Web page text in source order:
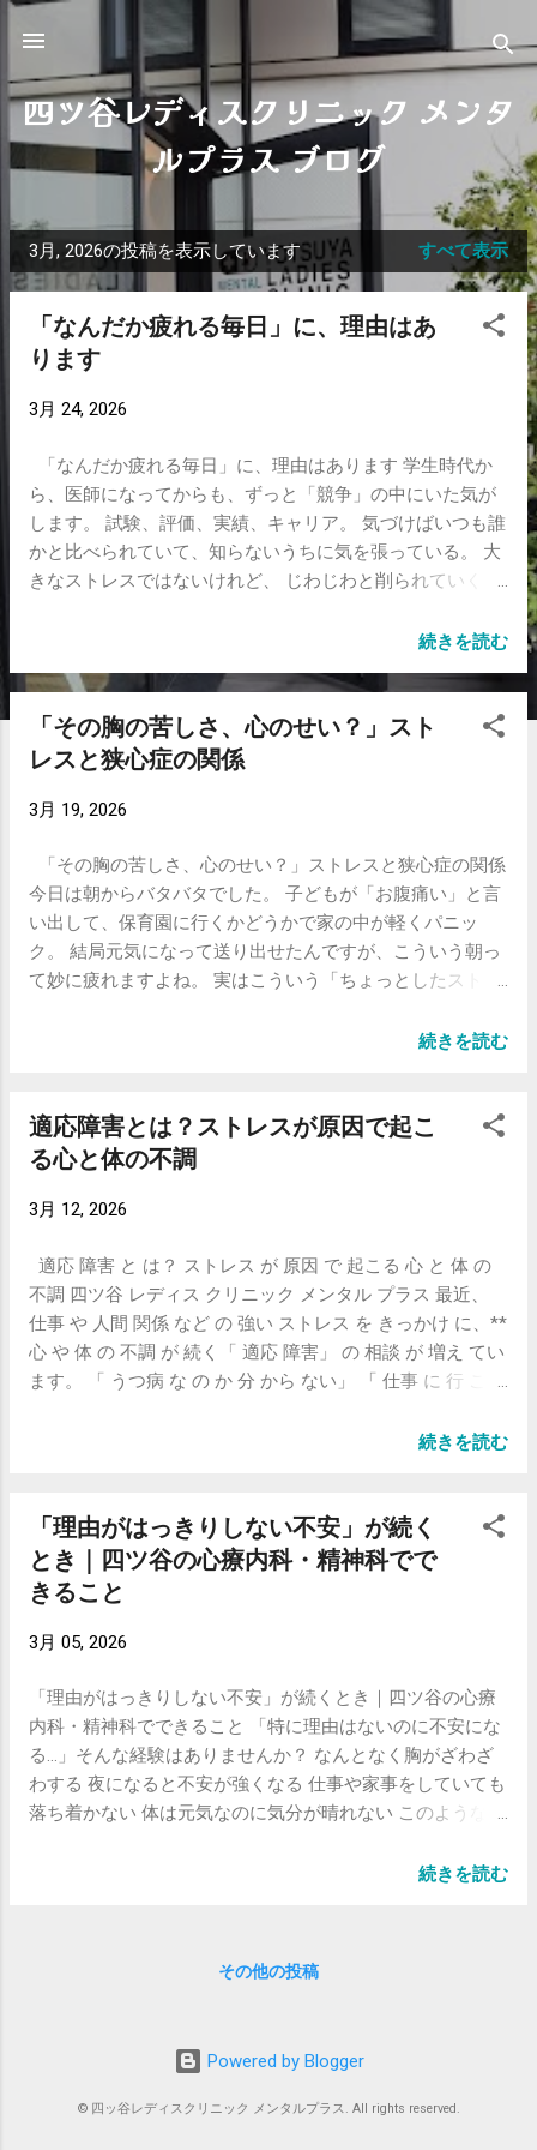
スキップしてメイン コンテンツに移動
四ツ谷レディスクリニック メンタ
ルプラス ブログ
投
3月, 2026の投稿を表示しています すべて表示
「なんだか疲れる毎日」に、理由はあ
ります
3月 24, 2026
「なんだか疲れる毎日」に、理由はあります 学生時代か
ら、医師になってからも、ずっと「競争」の中にいた気が
します。 試験、評価、実績、キャリア。 気づけばいつも誰
かと比べられていて、知らないうちに気を張っている。 大
きなストレスではないけれど、 じわじわと削られていくよ
を開業し、患者さんやスタッフと一人ひとり丁寧に向き合
送れています。 だからこそ思うのは、 「理由のわからない
不調」の多くは、 実はこうした日常のストレスの積み重ね
なのではないか、ということです。 「特別な原因がないの
ます。 なんとなくずっと疲れている やる気が出ない 体が
も、大きな異常は見つからない。 こういう状態は決して珍
しくありません。 競争社会と「見えないストレス」 今の社
会は、気づかないうちに常に評価されています。 仕事の成
果 周囲との比較 SNSでの他人の生活 こうした環境の中で、
知らないうちに「頑張り続ける状態」になってしまう方が
両方に影響が出てきます。 心の疲れは「体の症状」として
労感 といった身体症状として現れることも多いです。 「気
のせい」ではなく、 体にしっかりと反応が出ている状態 で
は、こういった不調が出る方ほど 真面目 責任感が強い 周
普通」 「みんな頑張っているし」 そうやって無理を続けて
しまう。 でも、体は正直です。 治療は「頑張り方を変える
こと」 こうした状態では 生活リズムの見直し ストレスの
整理 必要に応じた薬物療法 が有効です。 抗うつ薬や抗不
安薬は 「弱い人が使うもの」ではなく 👉 脳と自律神経を
てきた人ほど、 気づかないうちに疲れがたまっています。
続きを読む
「その胸の苦しさ、心のせい？」スト
レスと狭心症の関係
3月 19, 2026
「その胸の苦しさ、心のせい？」ストレスと狭心症の関係
今日は朝からバタバタでした。 子どもが「お腹痛い」と言
い出して、保育園に行くかどうかで家の中が軽くパニッ
ク。 結局元気になって送り出せたんですが、こういう朝っ
て妙に疲れますよね。 実はこういう「ちょっとしたストレ
があります。 胸が苦しい＝心臓の病気、とは限らない 外来
って狭心症ですか？」と。 もちろん、本当に心臓の病気の
こともあります。 ただ実際には、 ストレスや不安が原因で
と「冠攣縮」 少し専門的な話になりますが、 ストレスは
ると、 心臓の血管が一時的にギュッと縮むことがありま
す。 これがいわゆる 「冠攣縮（かんれんしゅく）」です。
症状は狭心症とかなり似ています。 胸の痛み 圧迫感 息苦
しさ 夜間や早朝に起こることも多いのが特徴です。 心と体
は、想像以上につながっている 精神科をやっていると感じ
うことです。 例えば 強いストレス → 胸の苦しさ 不安 →
循環器で検査をして 「異常ありません」と言われたあと で
も症状は続く なんとなく不安が消えない こういう方がとて
も多いです。 この段階で大切なのは 「気のせい」で片付け
反応 👉 軽いうつや不安 が関係していることがあります。
ズムの調整 ストレスの整理 必要に応じた薬物療法 が有効
です。 抗うつ薬や抗不安薬は、 単に気分を良くするだけで
なく 👉 自律神経の安定 👉 身体症状の軽減 にも役立ちま
す。 最後に 胸の苦しさがあると、誰でも不安になりますよ
ね。 でも 「検査で異常がないのに症状がある」 そういう
続きを読む
適応障害とは？ストレスが原因で起こ
る心と体の不調
3月 12, 2026
適応 障害 と は？ ストレス が 原因 で 起こる 心 と 体 の
不調 四ツ谷 レディス クリニック メンタル プラス 最近、
仕事 や 人間 関係 など の 強い ストレス を きっかけ に、**
心 や 体 の 不調 が 続く「 適応 障害」 の 相談 が 増え てい
ます。 「 うつ病 な の か 分 から ない」 「 仕事 に 行 こう
れる 方 も 少 なく ありま せん。 今回 は 適応 障害 の 症
に 症状 が 出る 状態 を いい ます。 例えば 次 の よう な ス
トレス が 原因 に なり ます。 ・ 職場 の 人間 関係 ・ 仕事
の プレッシャー ・ セクハラ や パワハラ ・ 家庭 内 トラブ
ル ・ 環境 の 変化（ 転職・ 転勤 など） この よう な スト
レス が 続く こと で、 心身 に さまざま な 症状 が 現れ ま
身体 症状 の 両方 が 出る こと が あり ます。 精神 症状 ・
気分 の 落ち込み ・ 不安 ・ イライラ ・ 集中 力 低下 身体
症状 ・ 動悸 ・ 吐き気 ・ 頭痛 ・ 食欲不振 ・ 不眠 特に 精
神科 では、「 会社 に 行 こう と すると 体調 が 悪 く な
る」 という 相談 が 多く 見 ら れ ます。 うつ病 と の 違い
トレス と の 関係 です。 適応 障害 は 特定 の ストレス が
ます。 適応 障害 の 治療 主 な 治療 は 次 の 3 つ です。 ①
続きを読む
「理由がはっきりしない不安」が続く
とき｜四ツ谷の心療内科・精神科でで
きること
3月 05, 2026
「理由がはっきりしない不安」が続くとき｜四ツ谷の心療
内科・精神科でできること 「特に理由はないのに不安にな
る…」そんな経験はありませんか？ なんとなく胸がざわざ
わする 夜になると不安が強くなる 仕事や家事をしていても
落ち着かない 体は元気なのに気分が晴れない このような状
せいかもしれない」と感じてしまう方も多くいらっしゃい
原因がわからない不安」で相談に来られる方は少なくあり
は本来、危険から身を守るための自然な反応です。 しか
し、必要以上に不安が強くなったり、長く続いたりする
続きを読む
その他の投稿
Powered by Blogger
© 四ッ谷レディスクリニック メンタルプラス. All rights reserved.